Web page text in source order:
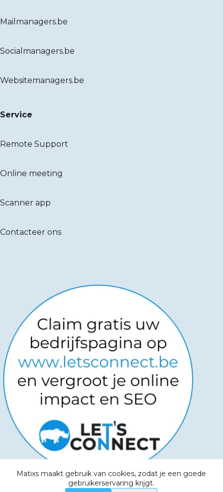
Matixs maakt gebruik van cookies, zodat je een goede
gebruikerservaring krijgt.
Mailmanagers.be
Socialmanagers.be
Websitemanagers.be
Service
Remote Support
Online meeting
Scanner app
Contacteer ons
Copyright © 2026-Powered by